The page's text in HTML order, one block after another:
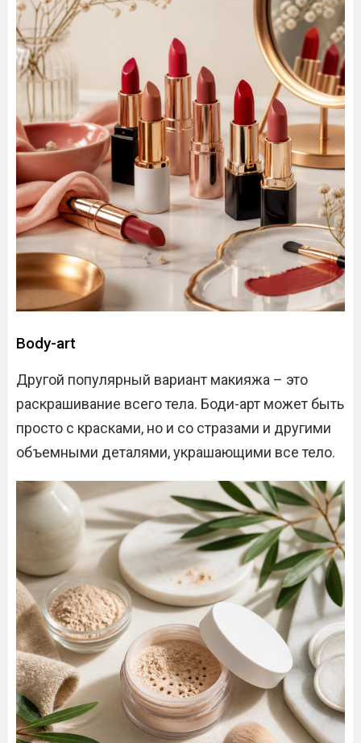
Body-art
Другой популярный вариант макияжа – это
раскрашивание всего тела. Боди-арт может быть
просто с красками, но и со стразами и другими
объемными деталями, украшающими все тело.